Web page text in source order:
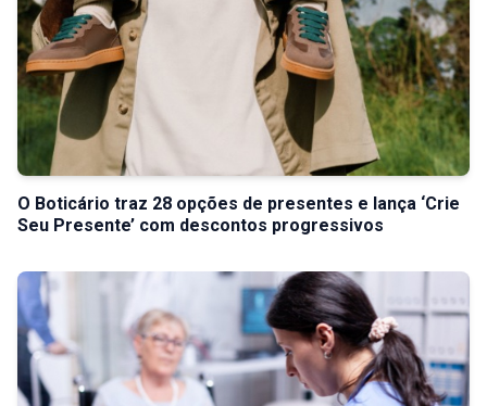
O Boticário traz 28 opções de presentes e lança ‘Crie
Seu Presente’ com descontos progressivos